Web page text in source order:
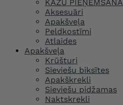
KĀZU PIEŅEMŠANA
Aksesuāri
Apakšveļa
Peldkostīmi
Atlaides
Apakšveļa
Krūšturi
Sieviešu biksītes
Apakškrekli
Sieviešu pidžamas
Naktskrekli